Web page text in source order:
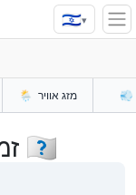
🇮🇱▾
🌦️ מזג אוויר 💨
זמן נוכחי ב-אוסלו, נורווגיה 🇳🇴